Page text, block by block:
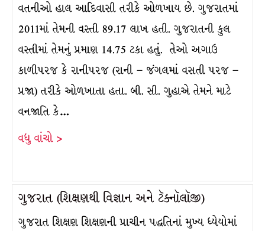
વતનીઓ હાલ આદિવાસી તરીકે ઓળખાય છે. ગુજરાતમાં
2011માં તેમની વસ્તી 89.17 લાખ હતી. ગુજરાતની કુલ
વસ્તીમાં તેમનું પ્રમાણ 14.75 ટકા હતું. તેઓ અગાઉ
કાળીપરજ કે રાનીપરજ (રાની – જંગલમાં વસતી પરજ –
પ્રજા) તરીકે ઓળખાતા હતા. બી. સી. ગુહાએ તેમને માટે
વનજાતિ કે…
વધુ વાંચો >
ગુજરાત (શિક્ષણથી વિજ્ઞાન અને ટૅક્નૉલૉજી)
ગુજરાત શિક્ષણ શિક્ષણની પ્રાચીન પદ્ધતિનાં મુખ્ય ધ્યેયોમાં